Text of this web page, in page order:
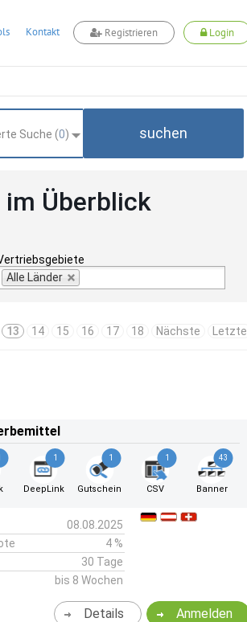
Kontakt Registrieren Login
Suche (0) suchen
im Überblick
Alle Länder
13 14 15 16 17 18 Nächste Letzte
1
DeepLink
1
Gutschein
1
CSV
43
Banner
08.08.2025
4 %
30 Tage
bis 8 Wochen
Anmelden
Details